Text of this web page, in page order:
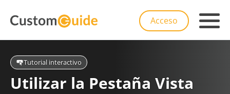
Acceso
Tutorial interactivo
Utilizar la Pestaña Vista